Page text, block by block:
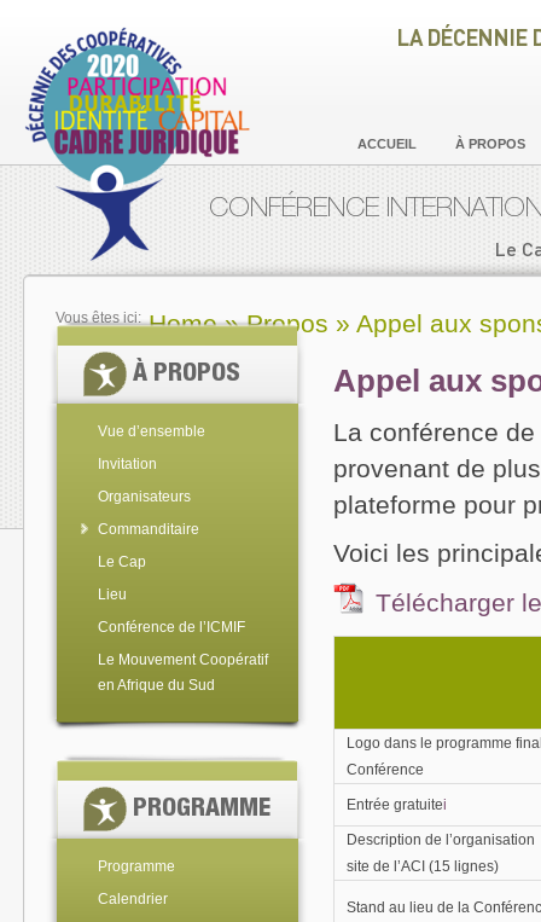
LA DÉCENNIE
ACCUEIL À PROPOS
CONFÉRENCE
Le
Vous êtes ici: Home»Propos » Appel aux
Appel aux
La conférence de
provenant de
plateforme pour
Voici les
Télécharger
Logo dans le programme
Conférence
Entrée gratuitei
Description de
site de l’ACI (15 lignes)
Stand au lieu de la
À PROPOS
Vue d’ensemble
Invitation
Organisateurs
Commanditaire
Le Cap
Lieu
Conférence de l’ICMIF
Le Mouvement Coopératif
en Afrique du Sud
PROGRAMME
Programme
Calendrier